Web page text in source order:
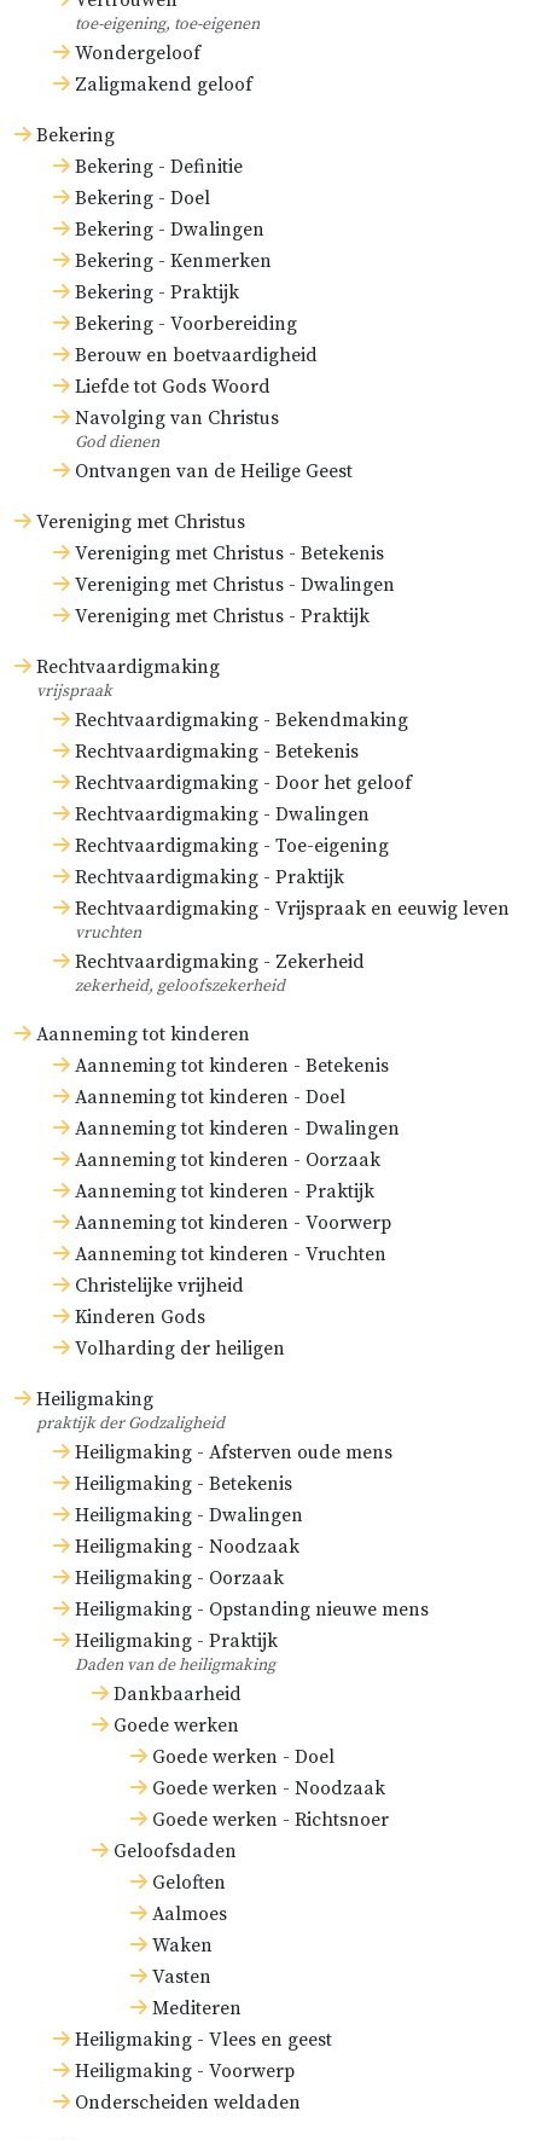
toe-eigening, toe-eigenen
Wondergeloof
Zaligmakend geloof
Bekering
Bekering - Definitie
Bekering - Doel
Bekering - Dwalingen
Bekering - Kenmerken
Bekering - Praktijk
Bekering - Voorbereiding
Berouw en boetvaardigheid
Liefde tot Gods Woord
Navolging van Christus
God dienen
Ontvangen van de Heilige Geest
Vereniging met Christus
Vereniging met Christus - Betekenis
Vereniging met Christus - Dwalingen
Vereniging met Christus - Praktijk
Rechtvaardigmaking
vrijspraak
Rechtvaardigmaking - Bekendmaking
Rechtvaardigmaking - Betekenis
Rechtvaardigmaking - Door het geloof
Rechtvaardigmaking - Dwalingen
Rechtvaardigmaking - Toe-eigening
Rechtvaardigmaking - Praktijk
Rechtvaardigmaking - Vrijspraak en eeuwig leven
vruchten
Rechtvaardigmaking - Zekerheid
zekerheid, geloofszekerheid
Aanneming tot kinderen
Aanneming tot kinderen - Betekenis
Aanneming tot kinderen - Doel
Aanneming tot kinderen - Dwalingen
Aanneming tot kinderen - Oorzaak
Aanneming tot kinderen - Praktijk
Aanneming tot kinderen - Voorwerp
Aanneming tot kinderen - Vruchten
Christelijke vrijheid
Kinderen Gods
Volharding der heiligen
Heiligmaking
praktijk der Godzaligheid
Heiligmaking - Afsterven oude mens
Heiligmaking - Betekenis
Heiligmaking - Dwalingen
Heiligmaking - Noodzaak
Heiligmaking - Oorzaak
Heiligmaking - Opstanding nieuwe mens
Heiligmaking - Praktijk
Daden van de heiligmaking
Dankbaarheid
Goede werken
Goede werken - Doel
Goede werken - Noodzaak
Goede werken - Richtsnoer
Geloofsdaden
Geloften
Aalmoes
Waken
Vasten
Mediteren
Heiligmaking - Vlees en geest
Heiligmaking - Voorwerp
Onderscheiden weldaden